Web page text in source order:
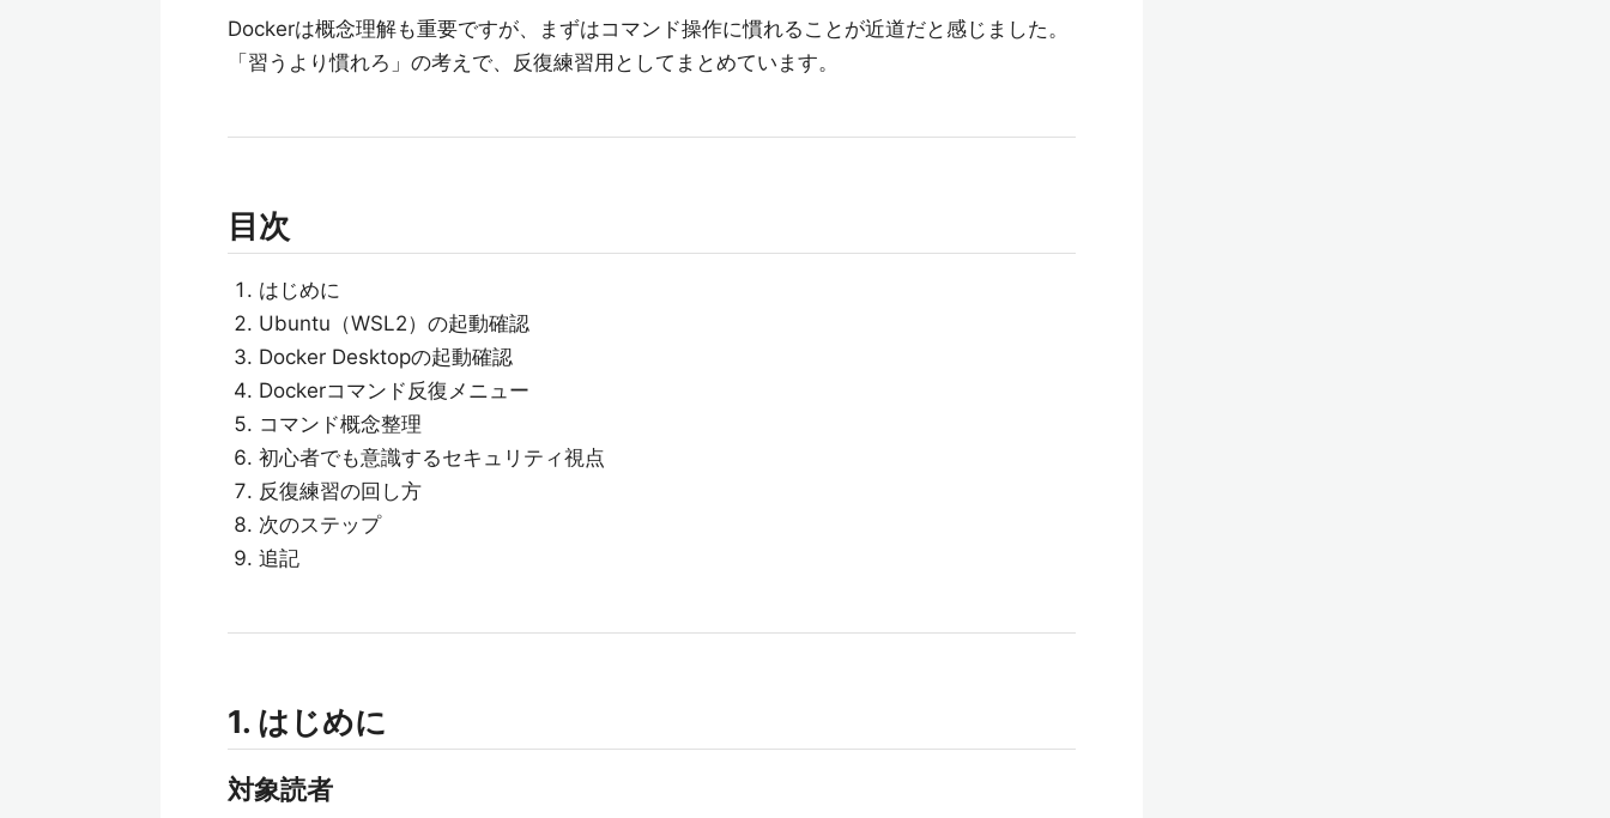
Dockerは概念理解も重要ですが、まずはコマンド操作に慣れることが近道だと感じました。
「習うより慣れろ」の考えで、反復練習用としてまとめています。
目次
はじめに
Ubuntu（WSL2）の起動確認
Docker Desktopの起動確認
Dockerコマンド反復メニュー
コマンド概念整理
初心者でも意識するセキュリティ視点
反復練習の回し方
次のステップ
追記
1. はじめに
対象読者